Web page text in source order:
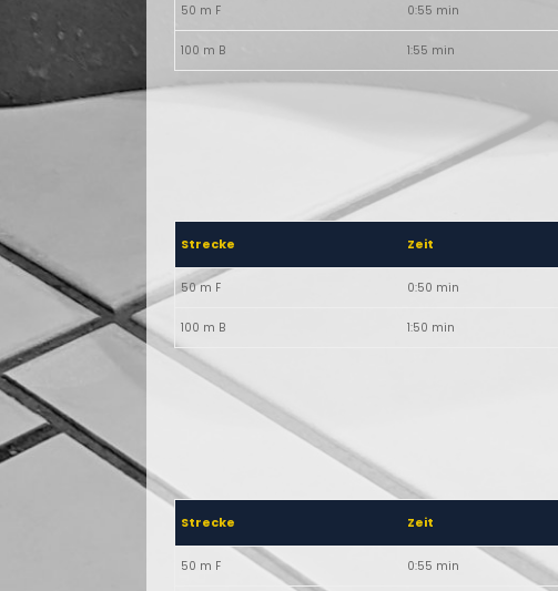
50 m F 0:55 min
100 m B 1:55 min
Strecke Zeit
50 m F 0:50 min
100 m B 1:50 min
Strecke Zeit
50 m F 0:55 min